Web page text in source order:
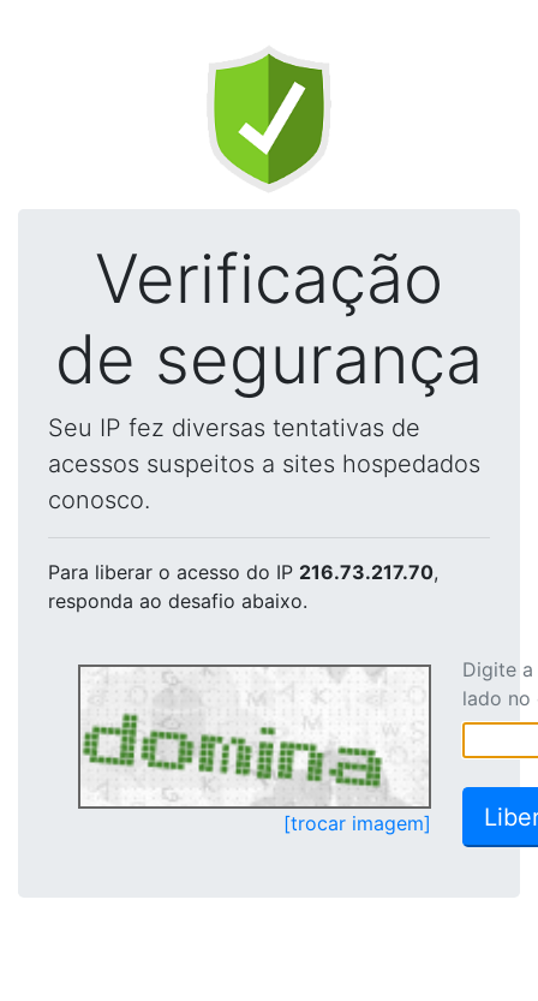
Verificação
de segurança
Seu IP fez diversas tentativas de
acessos suspeitos a sites hospedados
conosco.
Para liberar o acesso do IP 216.73.217.70,
responda ao desafio abaixo.
[trocar imagem]
Digite
lado no